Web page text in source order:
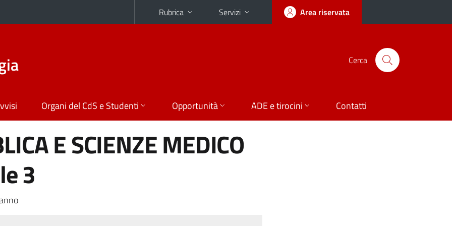
Rubrica Servizi Area riservata
Cerca
Organi del CdS e Studenti Opportunità ADE e tirocini Contatti
E SCIENZE MEDICO
3